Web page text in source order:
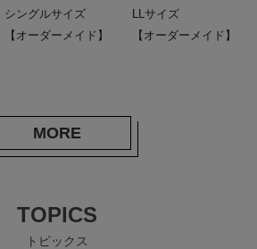
シングルサイズ
【オーダーメイド】
LLサイズ
【オーダーメイド】
MORE
TOPICS
トピックス